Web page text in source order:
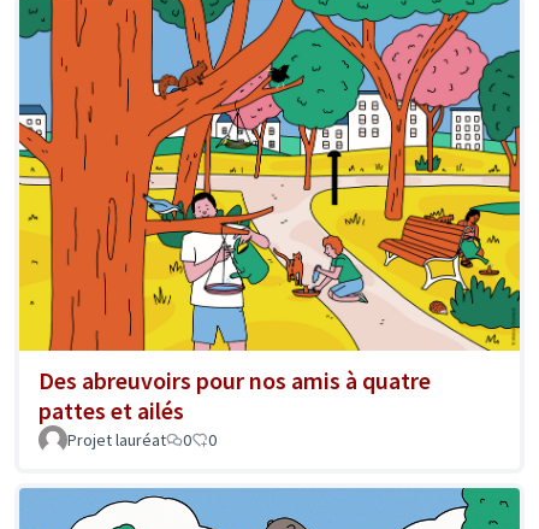
Des abreuvoirs pour nos amis à quatre
pattes et ailés
Projet lauréat 0 0